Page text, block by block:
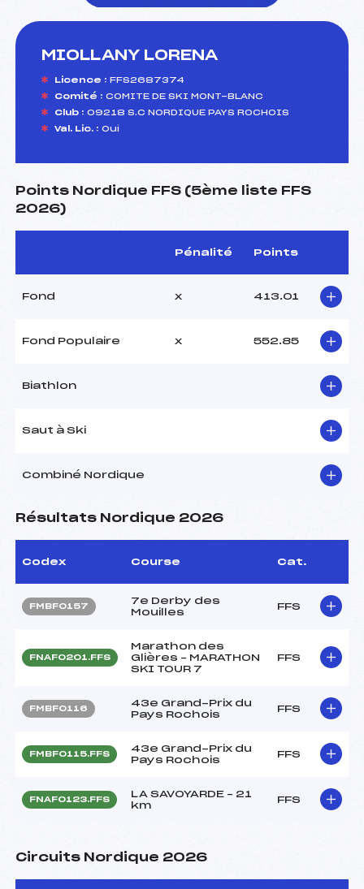
MIOLLANY LORENA
Licence : FFS2687374
Comité : COMITE DE SKI MONT-BLANC
Club : 09218 S.C NORDIQUE PAYS ROCHOIS
Val. Lic. : Oui
Points Nordique FFS (5ème liste FFS
2026)
Pénalité Points
Fond x 413.01
Fond Populaire x 552.85
Biathlon
Saut à Ski
Combiné Nordique
Résultats Nordique 2026
Codex Course Cat.
FMBF0157
7e Derby des
Mouilles
FFS
FNAF0201.FFS
Marathon des
Glières – MARATHON
SKI TOUR 7
FFS
FMBF0116
43e Grand-Prix du
Pays Rochois
FFS
FMBF0115.FFS
43e Grand-Prix du
Pays Rochois
FFS
FNAF0123.FFS
LA SAVOYARDE – 21
km
FFS
Circuits Nordique 2026